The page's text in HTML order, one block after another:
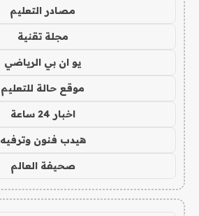
مصادر التعليم
مجلة تقنية
يو ان بي الرياضي
موقع حالة للتعليم
اخبار 24 ساعة
هيدب فنون وترفيه
صحيفة العالم